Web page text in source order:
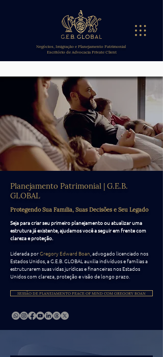
Negócios, Imigração e Planejamento Patrimonial
Escritório de Advocacia Private Client
Planejamento Patrimonial | G.E.B.
GLOBAL
Protegendo Sua Família, Suas Decisões e Seu Legado
Seja para criar seu primeiro planejamento ou atualizar uma
estrutura já existente, ajudamos você a seguir em frente com
clareza e proteção.
Liderada porGregory Edward Boan, advogado licenciado nos
Estados Unidos, a G.E.B. GLOBAL auxilia indivíduos e famílias a
estruturarem suas vidas jurídicas e financeiras nos Estados
Unidos com clareza, proteção e visão de longo prazo.
SESSÃO DE PLANEJAMENTO PEACE OF MIND COM GREGORY BOAN